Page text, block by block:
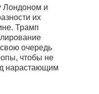
Лондоном и
их
Трамп
очередь
чтобы не
нарастающим